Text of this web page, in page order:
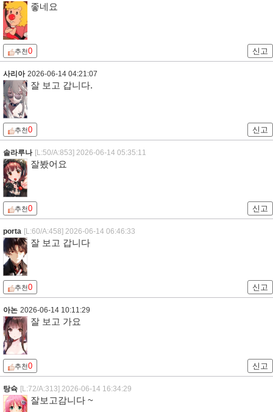
좋네요
추천0 신고
사리아 2026-06-14 04:21:07
잘 보고 갑니다.
추천0 신고
솔라루나 [L:50/A:853] 2026-06-14 05:35:11
잘봤어요
추천0 신고
porta [L:60/A:458] 2026-06-14 06:46:33
잘 보고 갑니다
추천0 신고
아논 2026-06-14 10:11:29
잘 보고 가요
추천0 신고
탕슉 [L:72/A:313] 2026-06-14 16:34:29
잘보고감니다 ~